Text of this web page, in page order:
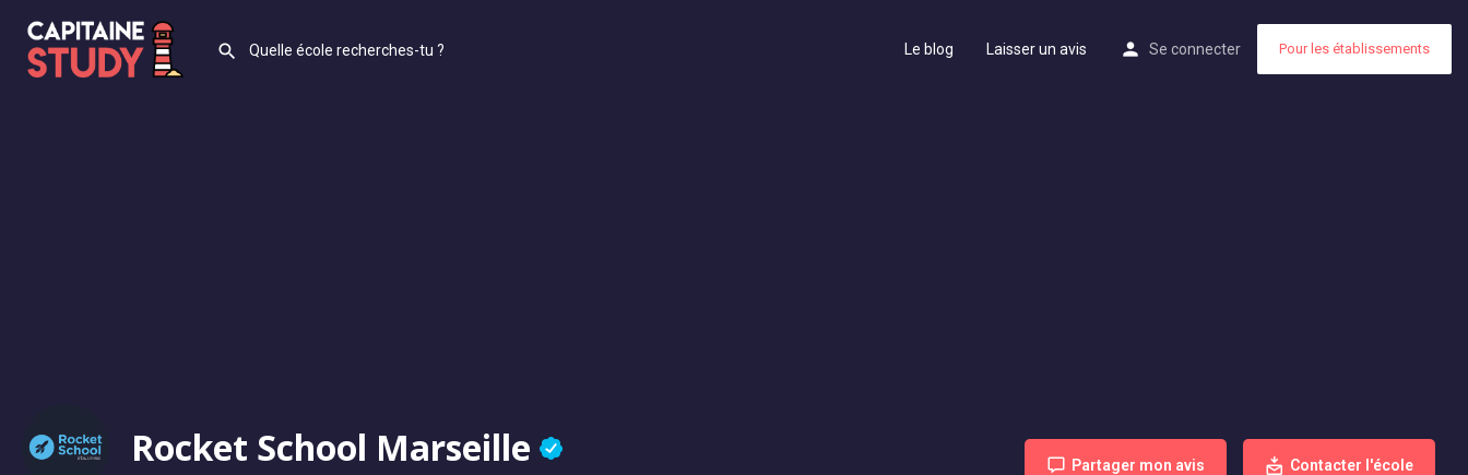
Le blog Laisser un avis Se connecter Pour les établissements
Rocket School Marseille Partager mon avis Contacter l'école